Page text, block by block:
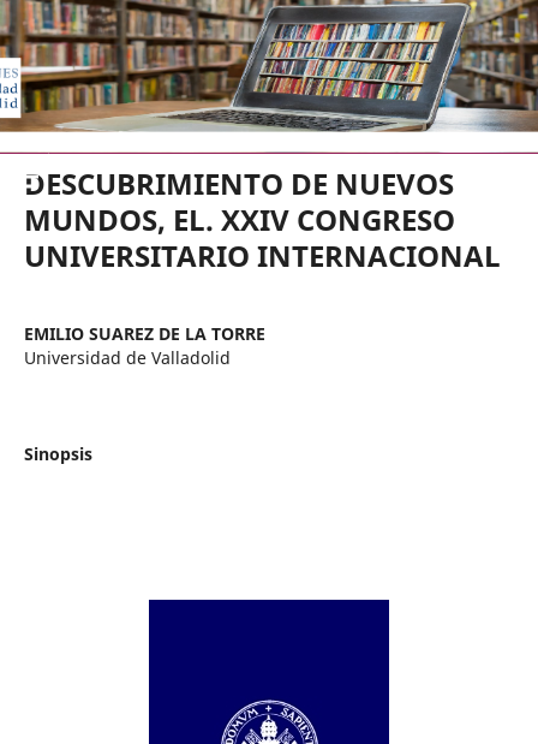
EDICIONES UNIVERSIDAD DE
DESCUBRIMIENTO DE NUEVOS
MUNDOS, EL. XXIV CONGRESO
UNIVERSITARIO INTERNACIONAL
EMILIO SUAREZ DE LA TORRE
Universidad de Valladolid
Sinopsis